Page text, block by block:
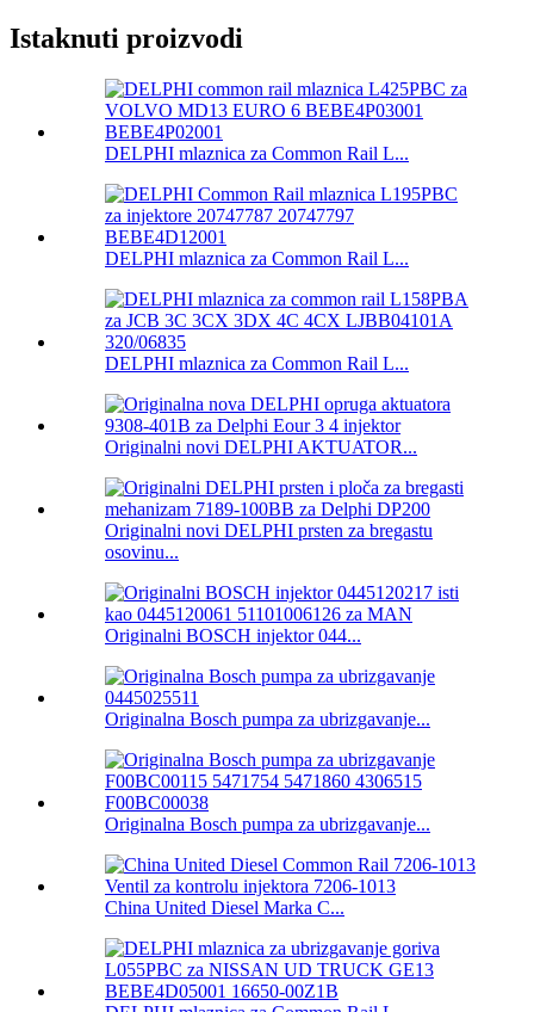
Istaknuti proizvodi
DELPHI mlaznica za Common Rail L...
DELPHI mlaznica za Common Rail L...
DELPHI mlaznica za Common Rail L...
Originalni novi DELPHI AKTUATOR...
Originalni novi DELPHI prsten za bregastu
osovinu...
Originalni BOSCH injektor 044...
Originalna Bosch pumpa za ubrizgavanje...
Originalna Bosch pumpa za ubrizgavanje...
China United Diesel Marka C...